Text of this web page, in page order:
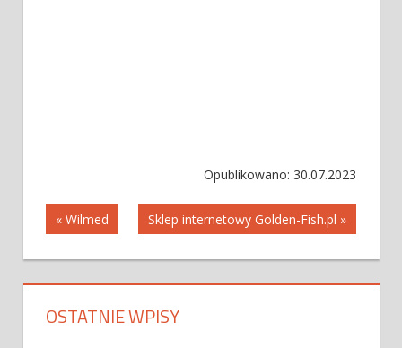
Opublikowano: 30.07.2023
Nawigacja
wpisu
« Wilmed Sklep internetowy Golden-Fish.pl »
OSTATNIE WPISY